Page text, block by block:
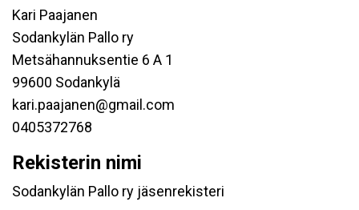
Kari Paajanen
Sodankylän Pallo ry
Metsähannuksentie 6 A 1
99600 Sodankylä
kari.paajanen@gmail.com
0405372768
Rekisterin nimi
Sodankylän Pallo ry jäsenrekisteri